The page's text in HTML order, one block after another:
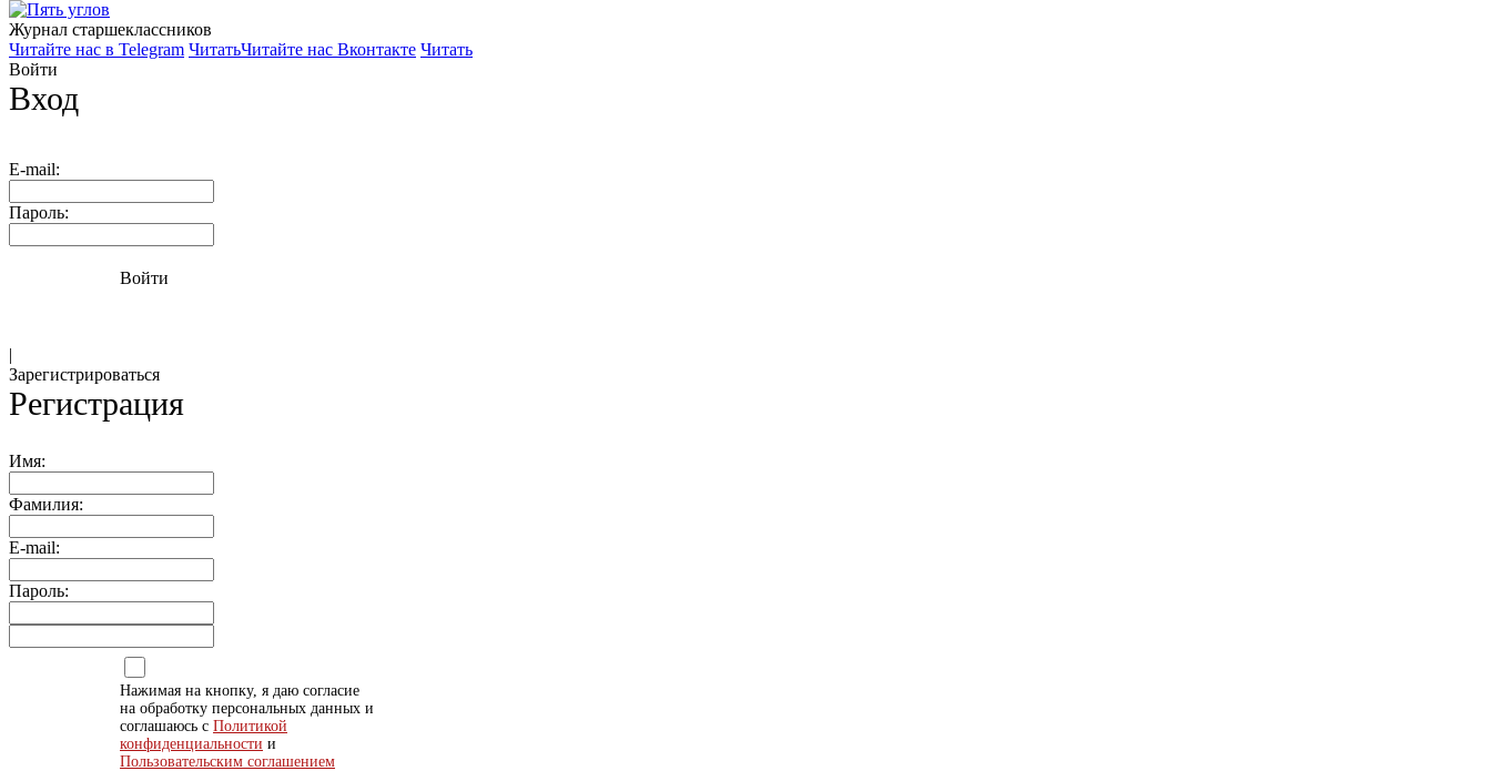
Журнал старшекласcников
Читайте нас в Telegram ЧитатьЧитайте нас Вконтакте Читать
Войти
Вход
E-mail:
Пароль:
Войти
|
Зарегистрироваться
Регистрация
Имя:
Фамилия:
E-mail:
Пароль:
Нажимая на кнопку, я даю согласие
на обработку персональных данных и
соглашаюсь с Политикой
конфиденциальности и
Пользовательским соглашением